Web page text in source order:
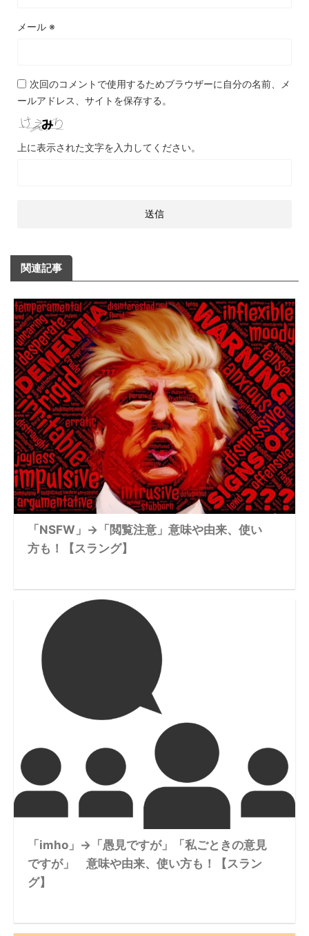
メール ※
次回のコメントで使用するためブラウザーに自分の名前、メ
ールアドレス、サイトを保存する。
上に表示された文字を入力してください。
関連記事
「NSFW」→「閲覧注意」意味や由来、使い
方も！【スラング】
「imho」→「愚見ですが」「私ごときの意見
ですが」 意味や由来、使い方も！【スラン
グ】